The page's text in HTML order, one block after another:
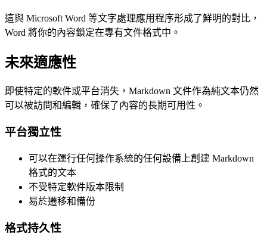
這與 Microsoft Word 等文字處理應用程序形成了鮮明的對比，
Word 將你的內容鎖定在專有文件格式中。
未來適應性
即使特定的軟件或平台消失，Markdown 文件作為純文本仍然
可以被訪問和編輯，確保了內容的長期可用性。
平台獨立性
可以在運行任何操作系統的任何設備上創建 Markdown
格式的文本
不受特定軟件版本限制
易於遷移和備份
格式持久性